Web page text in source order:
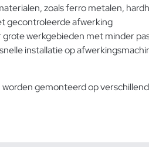
zoals ferro metalen,
gecontroleerde afwerking
werkgebieden met minder
installatie op
gemonteerd op